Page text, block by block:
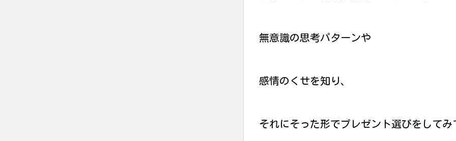
無意識の思考パターンや
感情のくせを知り、
それにそった形でプレゼント選びをしてみ